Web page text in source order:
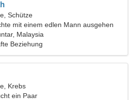
Schütze
mit einem edlen Mann ausgehen
Malaysia
Beziehung
Krebs
ein Paar